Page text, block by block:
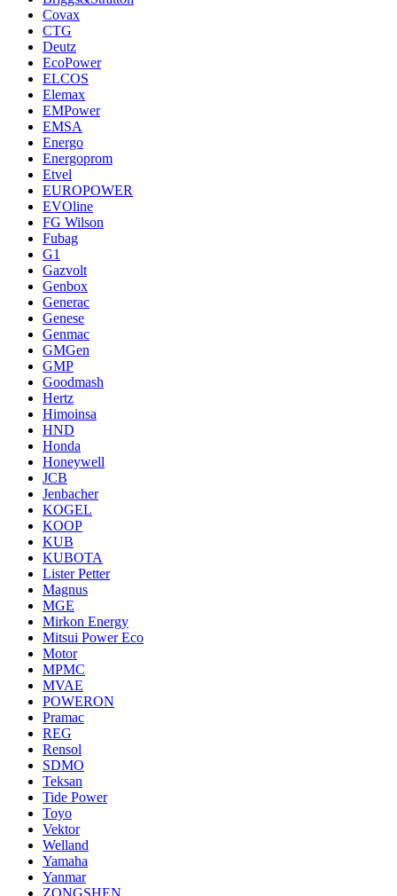
Covax
CTG
Deutz
EcoPower
ELCOS
Elemax
EMPower
EMSA
Energo
Energoprom
Etvel
EUROPOWER
EVOline
FG Wilson
Fubag
G1
Gazvolt
Genbox
Generac
Genese
Genmac
GMGen
GMP
Goodmash
Hertz
Himoinsa
HND
Honda
Honeywell
JCB
Jenbacher
KOGEL
KOOP
KUB
KUBOTA
Lister Petter
Magnus
MGE
Mirkon Energy
Mitsui Power Eco
Motor
MPMC
MVAE
POWERON
Pramac
REG
Rensol
SDMO
Teksan
Tide Power
Toyo
Vektor
Welland
Yamaha
Yanmar
ZONGSHEN